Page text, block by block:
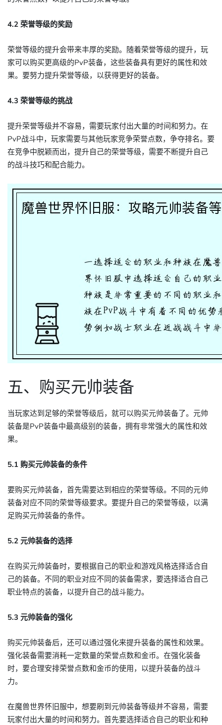
4.2 荣誉等级的奖励
荣誉等级的提升会带来丰厚的奖励。随着荣誉等级的提升，玩
家可以购买更高级的PvP装备，这些装备具有更好的属性和效
果。要努力提升荣誉等级，以获得更好的装备。
4.3 荣誉等级的挑战
提升荣誉等级并不容易，需要玩家付出大量的时间和努力。在
PvP战斗中，玩家需要与其他玩家竞争荣誉点数，争夺排名。要
在竞争中脱颖而出，提升自己的荣誉等级，需要不断提升自己
的战斗技巧和配合能力。
五、购买元帅装备
当玩家达到足够的荣誉等级后，就可以购买元帅装备了。元帅
装备是PvP装备中最高级别的装备，拥有非常强大的属性和效
果。
5.1 购买元帅装备的条件
要购买元帅装备，首先需要达到相应的荣誉等级。不同的元帅
装备对应不同的荣誉等级要求。要提升自己的荣誉等级，以满
足购买元帅装备的条件。
5.2 元帅装备的选择
在购买元帅装备时，要根据自己的职业和游戏风格选择适合自
己的装备。不同的职业对应不同的装备需求，要选择适合自己
职业特点的装备，以提升自己的战斗能力。
5.3 元帅装备的强化
购买元帅装备后，还可以通过强化来提升装备的属性和效果。
强化装备需要消耗一定数量的荣誉点数和金币。在强化装备
时，要合理安排荣誉点数和金币的使用，以提升装备的战斗
力。
在魔兽世界怀旧服中，想要刷到元帅装备等级并不容易，需要
玩家付出大量的时间和努力。首先要选择适合自己的职业和种